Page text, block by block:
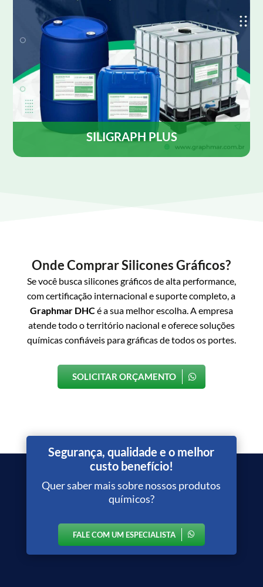
SILIGRAPH PLUS
tanto em rotativas Heat set como em cold-set.
Onde Comprar Silicones Gráficos?
Se você busca silicones gráficos de alta performance,
com certificação internacional e suporte completo, a
Graphmar DHCé a sua melhor escolha. A empresa
atende todo o território nacional e oferece soluções
químicas confiáveis para gráficas de todos os portes.
SOLICITAR ORÇAMENTO
Segurança, qualidade e o melhor
custo benefício!
Quer saber mais sobre nossos produtos
químicos?
FALE COM UM ESPECIALISTA